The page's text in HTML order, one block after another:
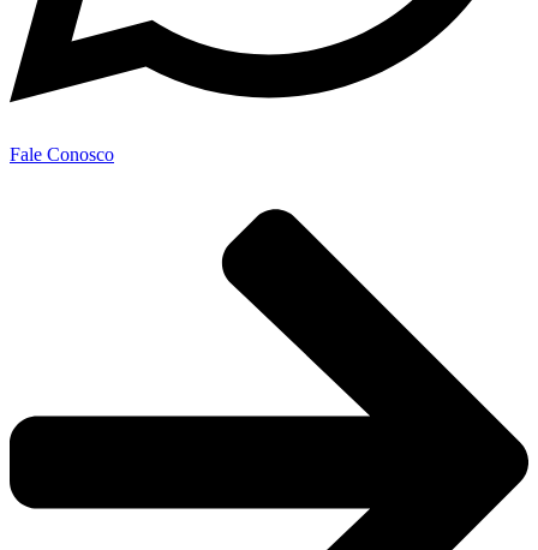
Fale Conosco